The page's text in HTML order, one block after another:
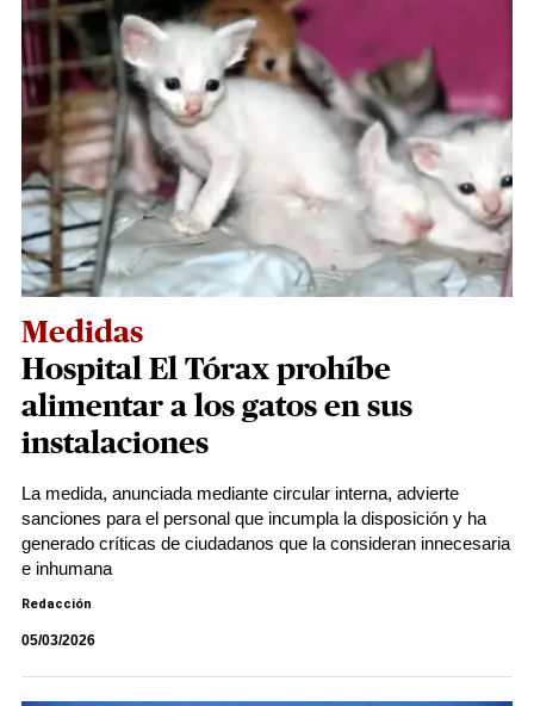
Medidas
Hospital El Tórax prohíbe
alimentar a los gatos en sus
instalaciones
La medida, anunciada mediante circular interna, advierte
sanciones para el personal que incumpla la disposición y ha
generado críticas de ciudadanos que la consideran innecesaria
e inhumana
Redacción
05/03/2026